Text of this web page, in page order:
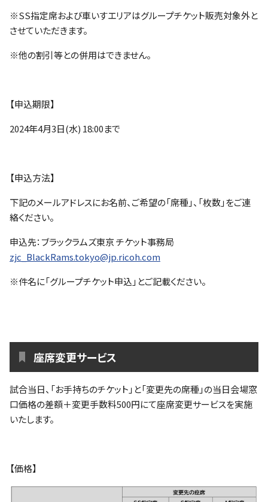
※SS指定席および車いすエリアはグループチケット販売対象外と
させていただきます。
※他の割引等との併用はできません。
【申込期限】
2024年4月3日(水) 18:00まで
【申込方法】
下記のメールアドレスにお名前、ご希望の「席種」、「枚数」をご連
絡ください。
申込先：ブラックラムズ東京 チケット事務局
zjc_BlackRams.tokyo@jp.ricoh.com
※件名に「グループチケット申込」とご記載ください。
座席変更サービス
試合当日、「お手持ちのチケット」と「変更先の席種」の当日会場窓
口価格の差額＋変更手数料500円にて座席変更サービスを実施
いたします。
【価格】